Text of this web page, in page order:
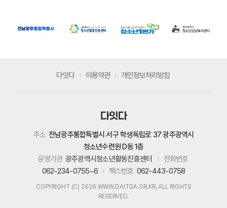
다잇다 이용약관 개인정보처리방침
다잇다
주소 전남광주통합특별시 서구 학생독립로 37 광주광역시
청소년수련원 D동 1층
운영기관 광주광역시청소년활동진흥센터
전화번호
062-234-0755~6
팩스번호 062-443-0758
COPYRIGHT (C) 2026 WWW.DAITDA.OR.KR, ALL RIGHTS
RESERVED.